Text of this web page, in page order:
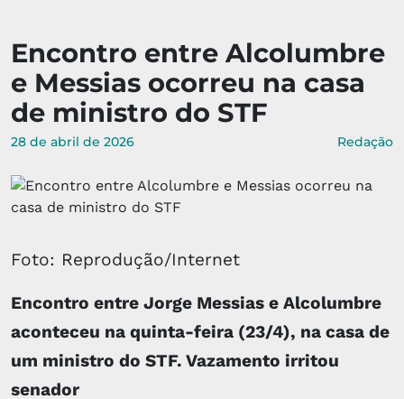
Encontro entre Alcolumbre
e Messias ocorreu na casa
de ministro do STF
28 de abril de 2026 Redação
Foto: Reprodução/Internet
Encontro entre Jorge Messias e Alcolumbre
aconteceu na quinta-feira (23/4), na casa de
um ministro do STF. Vazamento irritou
senador